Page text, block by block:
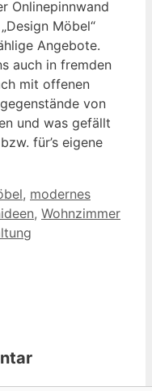
Onlinepinnwand
Möbel“
Angebote.
auch in fremden
mit offenen
von
und was gefällt
für’s eigene
, modernes
, Wohnzimmer